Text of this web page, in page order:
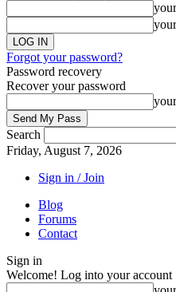
Forgot your password?
Password recovery
Recover your password
Search
Friday, August 7, 2026
Sign in / Join
Blog
Forums
Contact
Sign in
Welcome! Log into your account